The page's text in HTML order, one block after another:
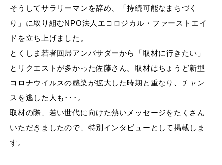
そうしてサラリーマンを辞め、「持続可能なまちづく
り」に取り組むNPO法人エコロジカル・ファーストエイ
ドを立ち上げました。
とくしま若者回帰アンバサダーから「取材に行きたい」
とリクエストが多かった佐藤さん。取材はちょうど新型
コロナウイルスの感染が拡大した時期と重なり、チャン
スを逃した人も･･･。
取材の際、若い世代に向けた熱いメッセージをたくさん
いただきましたので、特別インタビューとして掲載しま
す。